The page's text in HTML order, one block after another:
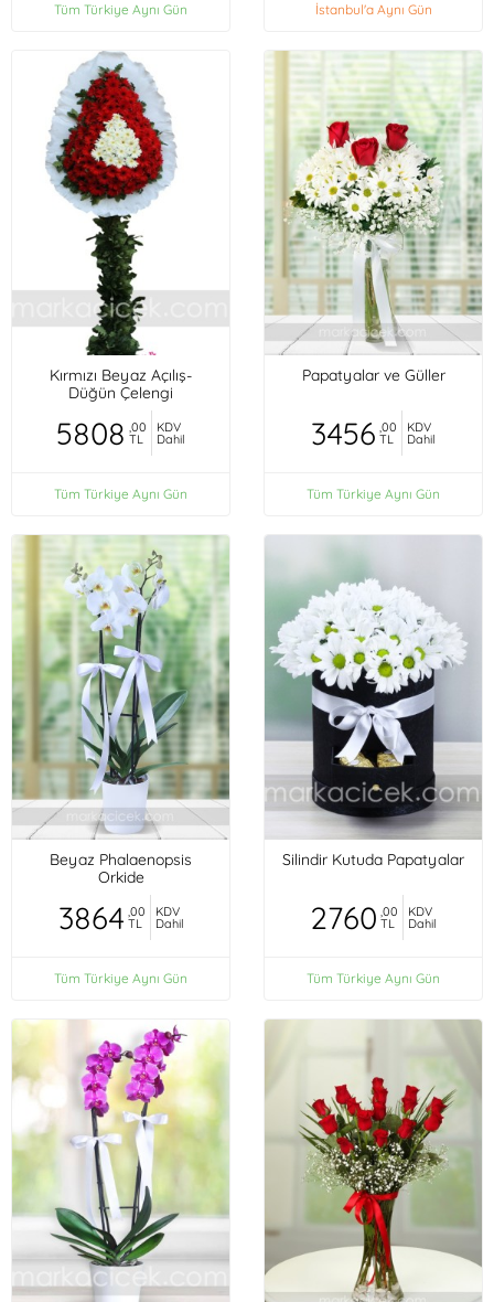
Tüm Türkiye Aynı Gün İstanbul'a Aynı Gün
Kırmızı Beyaz Açılış-
Düğün Çelengi
5808 ,00
TL
KDV
Dahil
Tüm Türkiye Aynı Gün
Papatyalar ve Güller
3456 ,00
TL
KDV
Dahil
Tüm Türkiye Aynı Gün
Beyaz Phalaenopsis
Orkide
3864 ,00
TL
KDV
Dahil
Tüm Türkiye Aynı Gün
Silindir Kutuda Papatyalar
2760 ,00
TL
KDV
Dahil
Tüm Türkiye Aynı Gün